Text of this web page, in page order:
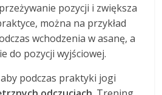
pozycji i zwiększa
można na przykład
wchodzenia w asanę, a
do pozycji wyjściowej.
podczas praktyki jogi